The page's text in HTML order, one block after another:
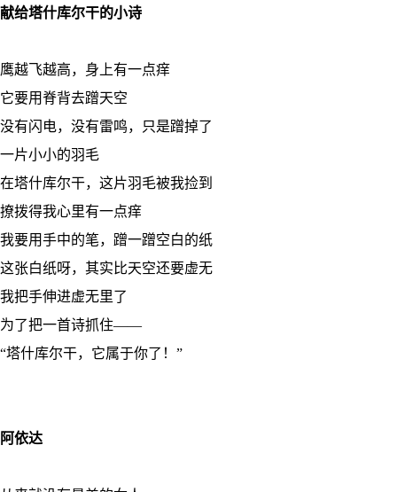
献给塔什库尔干的小诗
鹰越飞越高，身上有一点痒
它要用脊背去蹭天空
没有闪电，没有雷鸣，只是蹭掉了
一片小小的羽毛
在塔什库尔干，这片羽毛被我捡到
撩拨得我心里有一点痒
我要用手中的笔，蹭一蹭空白的纸
这张白纸呀，其实比天空还要虚无
我把手伸进虚无里了
为了把一首诗抓住——
“塔什库尔干，它属于你了！”
阿依达